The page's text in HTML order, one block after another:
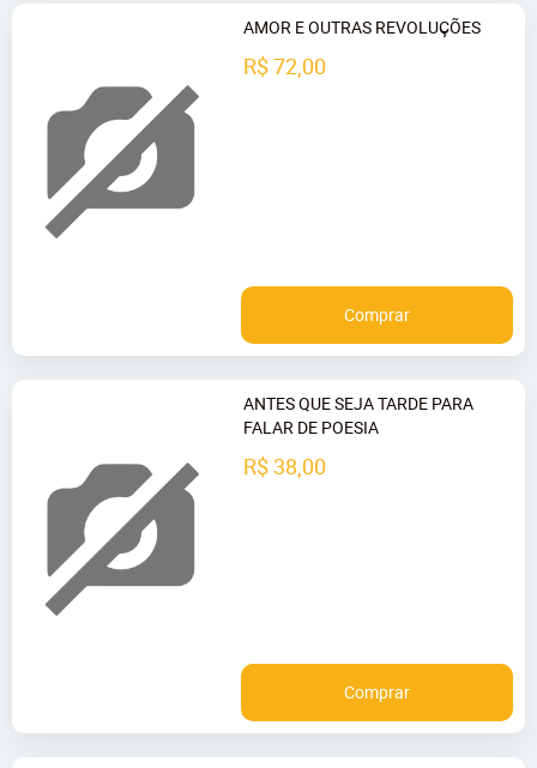
AMOR E OUTRAS REVOLUÇÕES
R$ 72,00
Comprar
ANTES QUE SEJA TARDE PARA
FALAR DE POESIA
R$ 38,00
Comprar